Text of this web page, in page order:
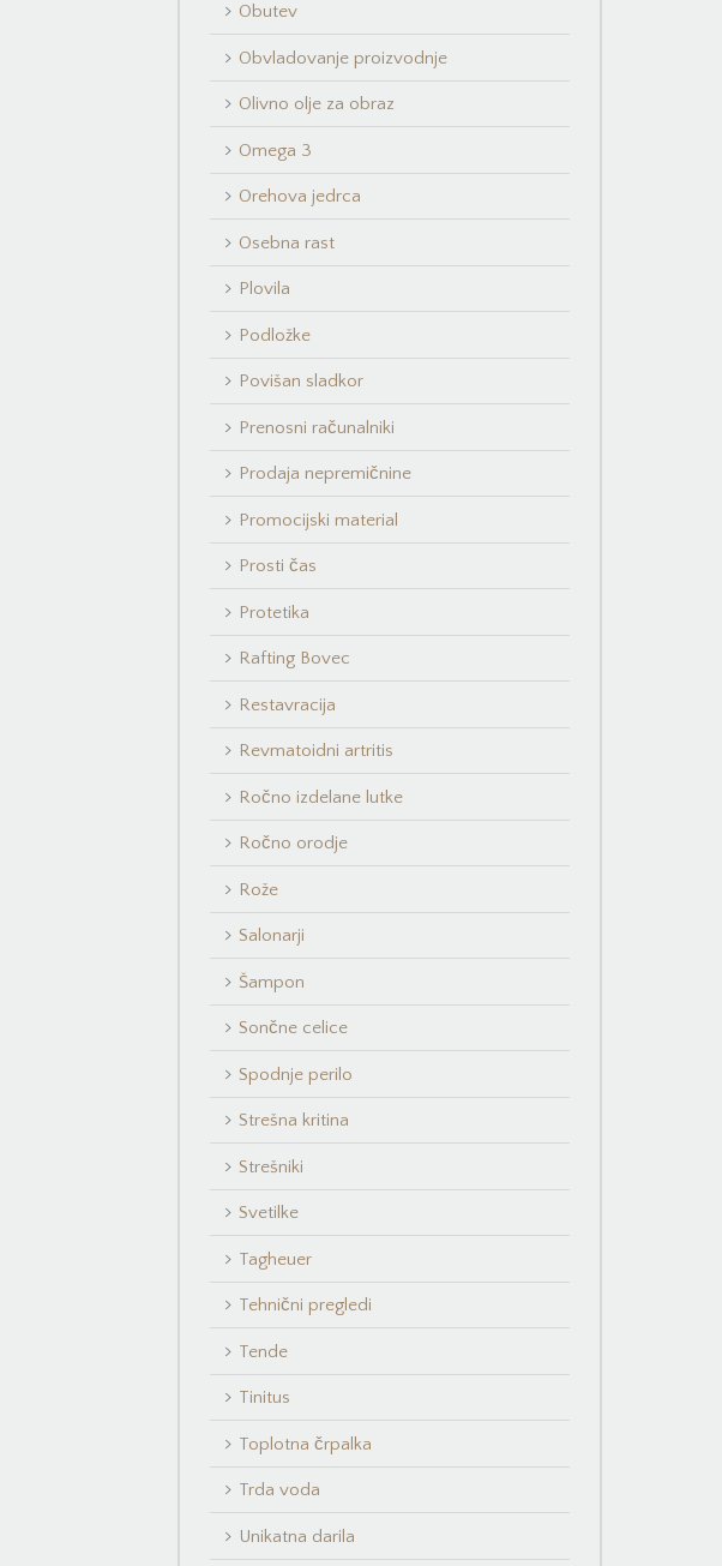
Obutev
Obvladovanje proizvodnje
Olivno olje za obraz
Omega 3
Orehova jedrca
Osebna rast
Plovila
Podložke
Povišan sladkor
Prenosni računalniki
Prodaja nepremičnine
Promocijski material
Prosti čas
Protetika
Rafting Bovec
Restavracija
Revmatoidni artritis
Ročno izdelane lutke
Ročno orodje
Rože
Salonarji
Šampon
Sončne celice
Spodnje perilo
Strešna kritina
Strešniki
Svetilke
Tagheuer
Tehnični pregledi
Tende
Tinitus
Toplotna črpalka
Trda voda
Unikatna darila